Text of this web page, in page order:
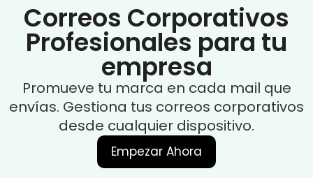
Correos Corporativos
Profesionales para tu
empresa
Promueve tu marca en cada mail que
envías. Gestiona tus correos corporativos
desde cualquier dispositivo.
Empezar Ahora